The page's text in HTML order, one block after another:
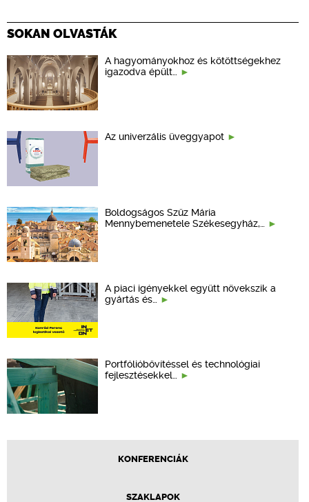
SOKAN OLVASTÁK
A hagyományokhoz és kötöttségekhez
igazodva épült…
Az univerzális üveggyapot
Boldogságos Szűz Mária
Mennybemenetele Székesegyház,…
A piaci igényekkel együtt növekszik a
gyártás és…
Portfólióbővítéssel és technológiai
fejlesztésekkel…
KONFERENCIÁK
SZAKLAPOK